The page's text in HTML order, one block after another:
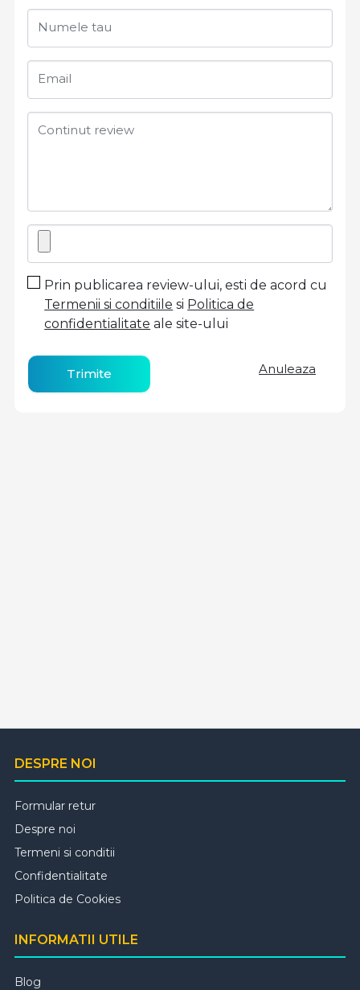
Numele tau
Email
Continut review
Prin publicarea review-ului, esti de acord cu
Termenii si conditiile si Politica de
confidentialitate ale site-ului
Trimite Anuleaza
DESPRE NOI
Formular retur
Despre noi
Termeni si conditii
Confidentialitate
Politica de Cookies
INFORMATII UTILE
Blog